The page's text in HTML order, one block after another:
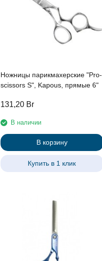
Ножницы парикмахерские "Pro-
scissors S", Kapous, прямые 6"
131,20 Br
В наличии
В корзину
Купить в 1 клик